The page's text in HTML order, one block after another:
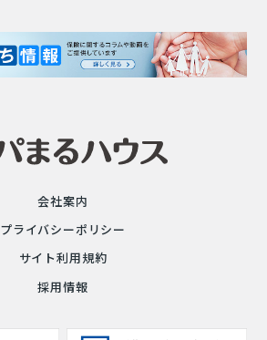
会社案内
プライバシーポリシー
サイト利用規約
採用情報